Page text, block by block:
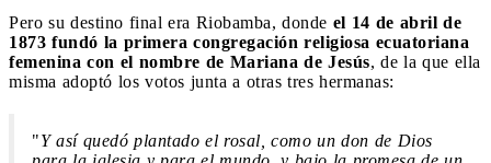
Pero su destino final era Riobamba, donde el 14 de abril de
1873 fundó la primera congregación religiosa ecuatoriana
femenina con el nombre de Mariana de Jesús, de la que ella
misma adoptó los votos junta a otras tres hermanas:
"Y así quedó plantado el rosal, como un don de Dios